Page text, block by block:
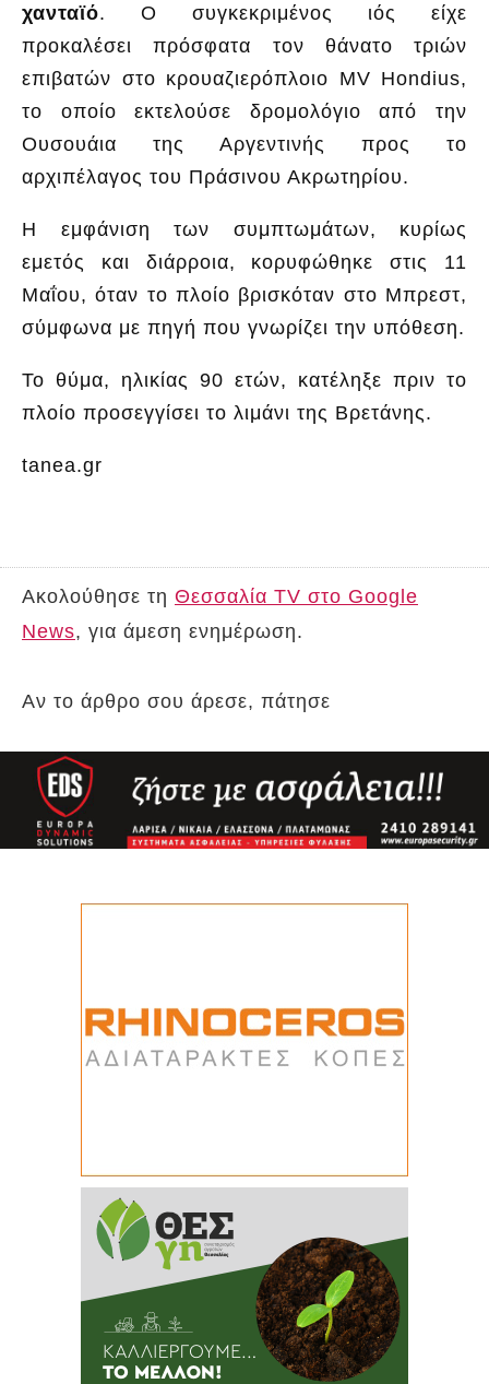
χανταϊό. Ο συγκεκριμένος ιός είχε
προκαλέσει πρόσφατα τον θάνατο τριών
επιβατών στο κρουαζιερόπλοιο MV Hondius,
το οποίο εκτελούσε δρομολόγιο από την
Ουσουάια της Αργεντινής προς το
αρχιπέλαγος του Πράσινου Ακρωτηρίου.
Η εμφάνιση των συμπτωμάτων, κυρίως
εμετός και διάρροια, κορυφώθηκε στις 11
Μαΐου, όταν το πλοίο βρισκόταν στο Μπρεστ,
σύμφωνα με πηγή που γνωρίζει την υπόθεση.
Το θύμα, ηλικίας 90 ετών, κατέληξε πριν το
πλοίο προσεγγίσει το λιμάνι της Βρετάνης.
tanea.gr
Ακολούθησε τη Θεσσαλία TV στο Google
News, για άμεση ενημέρωση.
Αν το άρθρο σου άρεσε, πάτησε